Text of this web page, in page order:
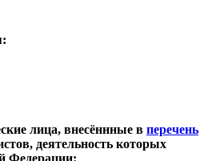
лица, внесённные в перечень
деятельность которых